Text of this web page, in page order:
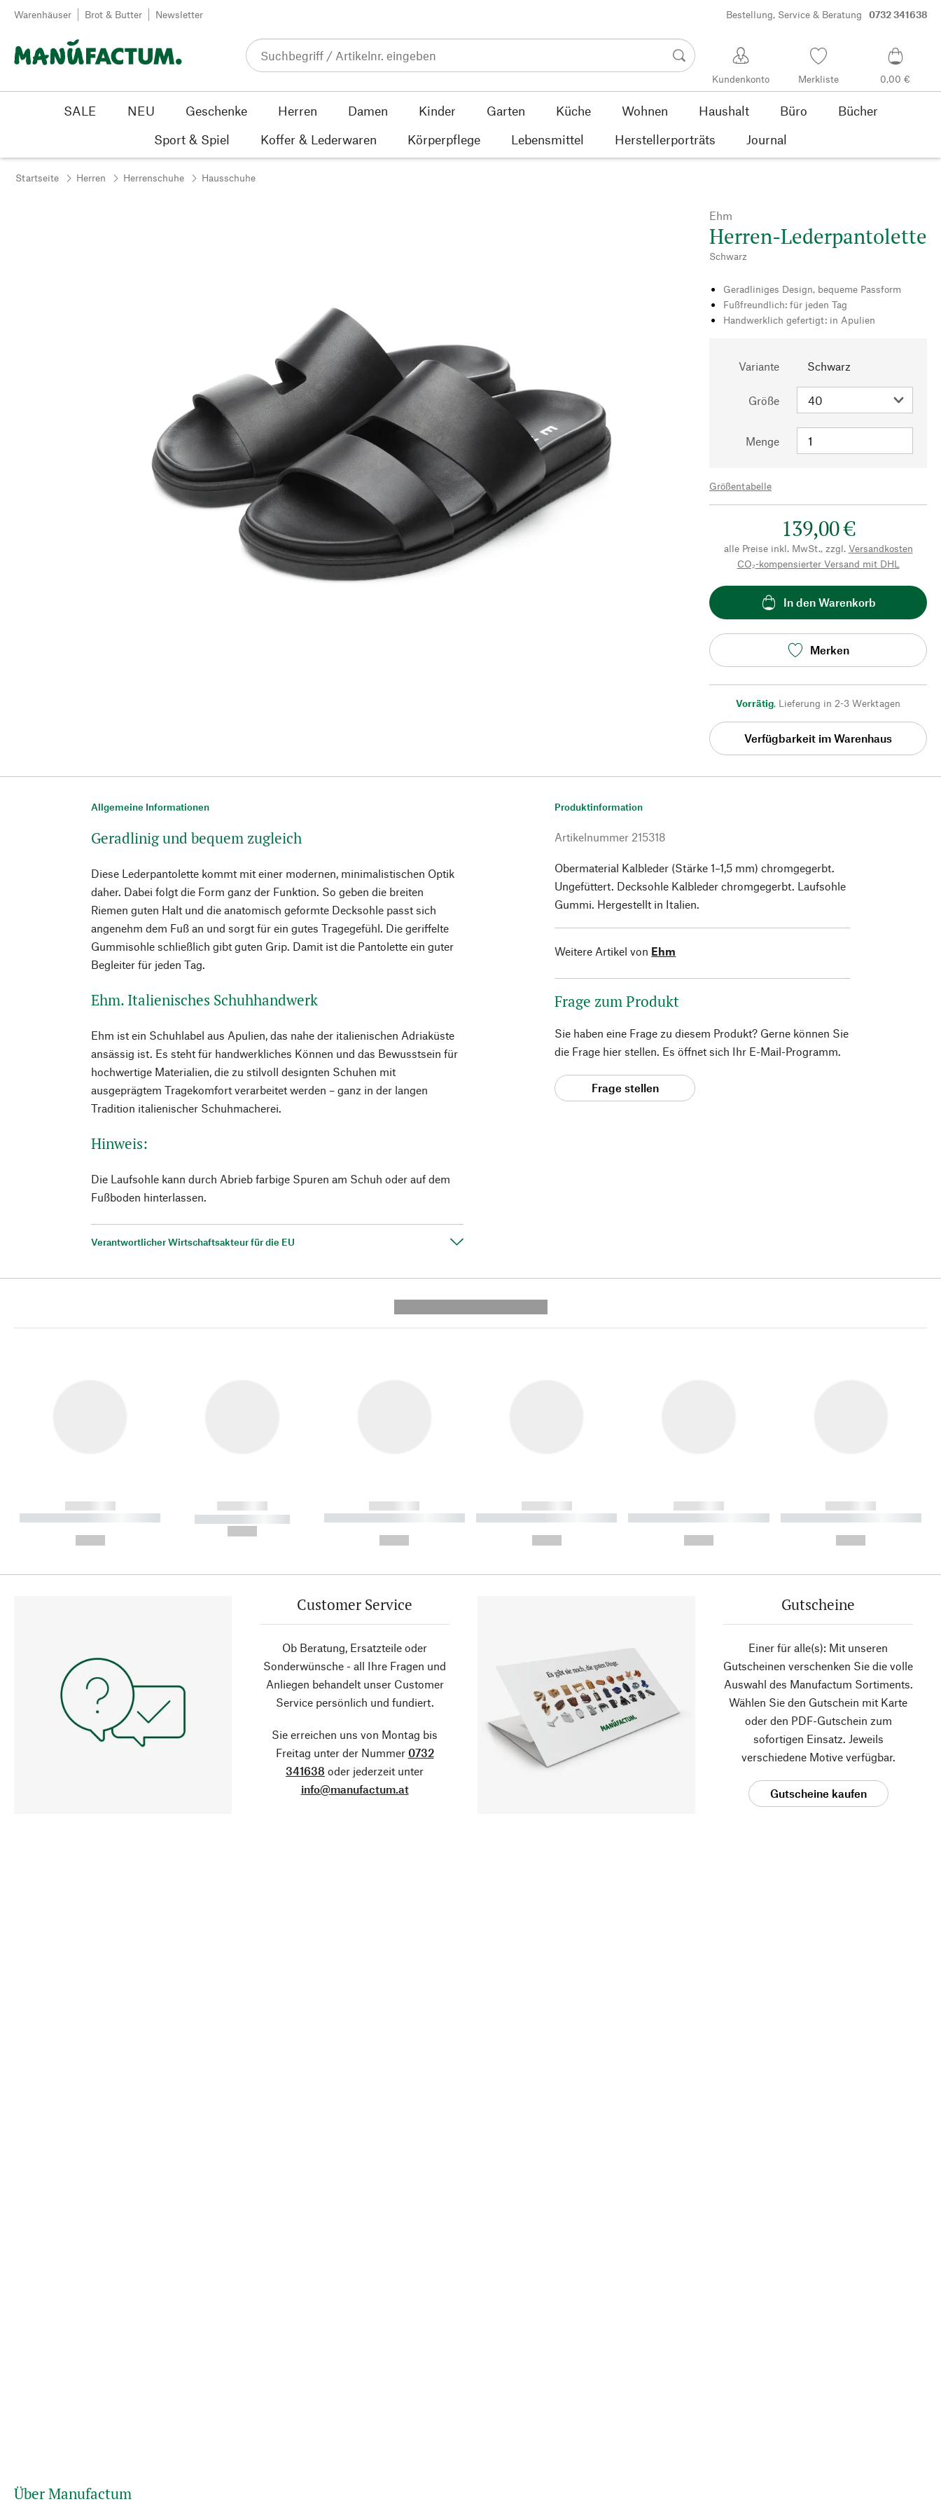
Zum Inhalt springen
Warenhäuser Brot & Butter Newsletter Bestellung, Service & Beratung 0732 341638
Kundenkonto Merkliste 0,00 €
SALE NEU Geschenke Herren Damen Kinder Garten Küche Wohnen Haushalt Büro
Bücher
Sport & Spiel
Koffer & Lederwaren Körperpflege Lebensmittel Herstellerporträts Journal
Startseite Herren Herrenschuhe Hausschuhe
Ehm
Herren-Lederpantolette
Schwarz
Geradliniges Design, bequeme Passform
Fußfreundlich: für jeden Tag
Handwerklich gefertigt: in Apulien
Variante Schwarz
Größe
Menge
Größentabelle
139,00 €
alle Preise inkl. MwSt., zzgl. Versandkosten
CO₂-kompensierter Versand mit DHL
In den Warenkorb
Merken
Vorrätig, Lieferung in 2-3 Werktagen
Verfügbarkeit im Warenhaus
Allgemeine Informationen
Geradlinig und bequem zugleich
Diese Lederpantolette kommt mit einer modernen, minimalistischen Optik
daher. Dabei folgt die Form ganz der Funktion. So geben die breiten
Riemen guten Halt und die anatomisch geformte Decksohle passt sich
angenehm dem Fuß an und sorgt für ein gutes Tragegefühl. Die geriffelte
Gummisohle schließlich gibt guten Grip. Damit ist die Pantolette ein guter
Begleiter für jeden Tag.
Ehm. Italienisches Schuhhandwerk
Ehm ist ein Schuhlabel aus Apulien, das nahe der italienischen Adriaküste
ansässig ist. Es steht für handwerkliches Können und das Bewusstsein für
hochwertige Materialien, die zu stilvoll designten Schuhen mit
ausgeprägtem Tragekomfort verarbeitet werden – ganz in der langen
Tradition italienischer Schuhmacherei.
Hinweis:
Die Laufsohle kann durch Abrieb farbige Spuren am Schuh oder auf dem
Fußboden hinterlassen.
Verantwortlicher Wirtschaftsakteur für die EU
Produktinformation
Artikelnummer 215318
Obermaterial Kalbleder (Stärke 1–1,5 mm) chromgegerbt.
Ungefüttert. Decksohle Kalbleder chromgegerbt. Laufsohle
Gummi. Hergestellt in Italien.
Weitere Artikel von Ehm
Frage zum Produkt
Sie haben eine Frage zu diesem Produkt? Gerne können Sie
die Frage hier stellen. Es öffnet sich Ihr E-Mail-Programm.
Frage stellen
------------
----------- ----------- ----------
------------
----------- -----------
------------
----------- ----------- ----------
------------
----------- ----------- ----------
------------
----------- ----------- ----------
------------
----------- ----------- ----------
Customer Service
Ob Beratung, Ersatzteile oder
Sonderwünsche - all Ihre Fragen und
Anliegen behandelt unser Customer
Service persönlich und fundiert.
Sie erreichen uns von Montag bis
Freitag unter der Nummer 0732
341638 oder jederzeit unter
info@manufactum.at
Gutscheine
Einer für alle(s): Mit unseren
Gutscheinen verschenken Sie die volle
Auswahl des Manufactum Sortiments.
Wählen Sie den Gutschein mit Karte
oder den PDF-Gutschein zum
sofortigen Einsatz. Jeweils
verschiedene Motive verfügbar.
Gutscheine kaufen
Über Manufactum